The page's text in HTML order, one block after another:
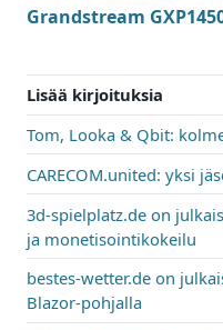
Grandstream
Lisää kirjoituksia
Tom, Looka & Qbit:
CARECOM.united: yksi
3d-spielplatz.de on
ja monetisointikokeilu
bestes-wetter.de on
Blazor-pohjalla